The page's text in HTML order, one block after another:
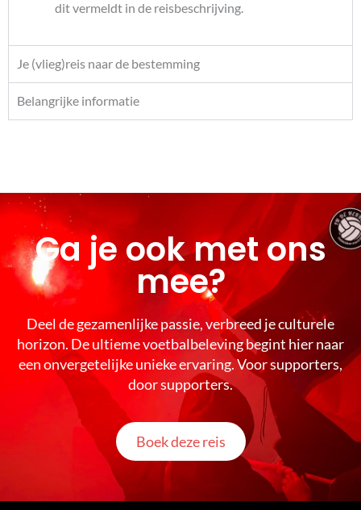
dit vermeldt in de reisbeschrijving.
Je (vlieg)reis naar de bestemming
Belangrijke informatie
Ga je ook met ons
mee?
Deel de gezamenlijke passie, verbreed je culturele
horizon. De ultieme voetbalbeleving begint hier naar
een onvergetelijke unieke ervaring. Voor supporters,
door supporters.
Boek deze reis